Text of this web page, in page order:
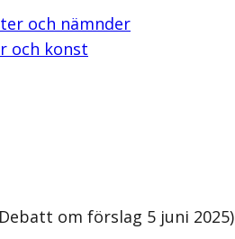
och nämnder
och konst
om förslag 5 juni 2025)